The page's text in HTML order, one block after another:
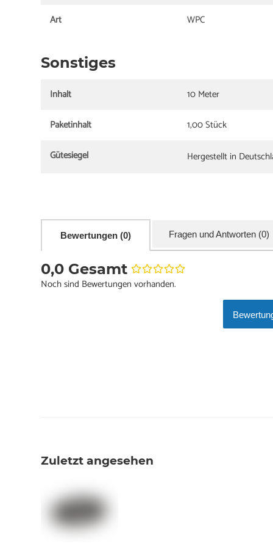
Art
WPC
Sonstiges
Inhalt
10 Meter
Paketinhalt
1,00 Stück
Gütesiegel
Hergestellt in
Bewertungen (0) Fragen und Antworten (0)
0,0 Gesamt
Noch sind Bewertungen vorhanden.
Zuletzt angesehen